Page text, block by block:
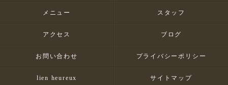
メニュー スタッフ
アクセス ブログ
お問い合わせ プライバシーポリシー
lien heureux サイトマップ